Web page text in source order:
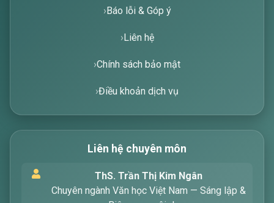
tìm kiếm các bài viết về văn học. Hãy nhập từ
khóa mà bạn quan tâm, tôi sẽ giúp bạn ngay
Báo lỗi & Góp ý
Liên hệ
Chính sách bảo mật
Điều khoản dịch vụ
Liên hệ chuyên môn
ThS. Trần Thị Kim Ngân
Chuyên ngành Văn học Việt Nam — Sáng lập &